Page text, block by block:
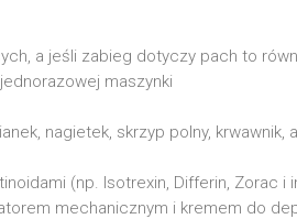
a jeśli zabieg dotyczy pach to
maszynki
nagietek, skrzyp polny, krwawnik,
(np. Isotrexin, Differin, Zorac i
mechanicznym i kremem do